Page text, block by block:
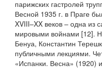
парижских гастролей
Весной 1935 г. в Праге
XVIII–XX веков – одна из
мировыми войнами [12].
Бенуа, Константин
публичными лекциями.
«Испанки. Весна» (1920)